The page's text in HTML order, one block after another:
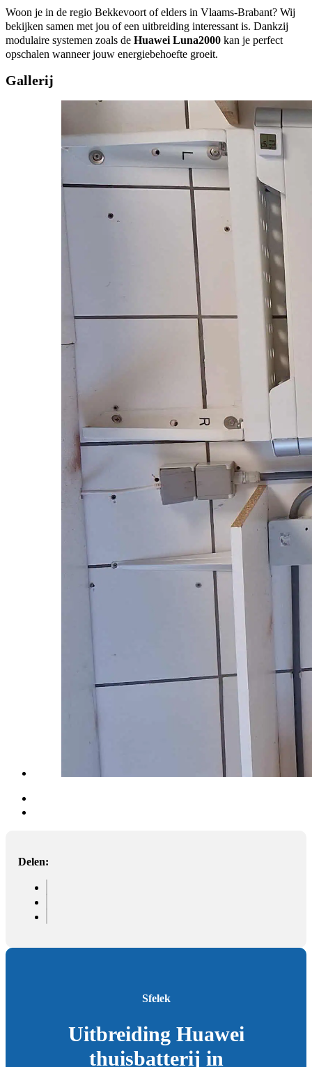
Woon je in de regio Bekkevoort of elders in Vlaams-Brabant? Wij
bekijken samen met jou of een uitbreiding interessant is. Dankzij
modulaire systemen zoals de Huawei Luna2000 kan je perfect
opschalen wanneer jouw energiebehoefte groeit.
Gallerij
Delen:
Sfelek
Uitbreiding Huawei
thuisbatterij in